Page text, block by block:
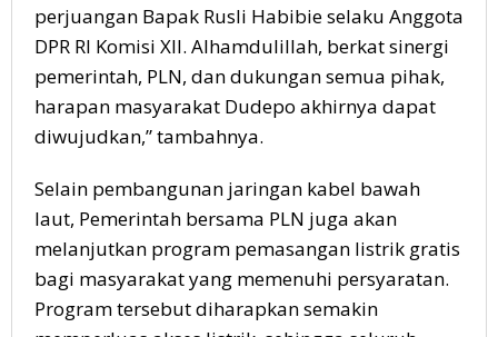
perjuangan Bapak Rusli Habibie selaku Anggota
DPR RI Komisi XII. Alhamdulillah, berkat sinergi
pemerintah, PLN, dan dukungan semua pihak,
harapan masyarakat Dudepo akhirnya dapat
diwujudkan,” tambahnya.
Selain pembangunan jaringan kabel bawah
laut, Pemerintah bersama PLN juga akan
melanjutkan program pemasangan listrik gratis
bagi masyarakat yang memenuhi persyaratan.
Program tersebut diharapkan semakin